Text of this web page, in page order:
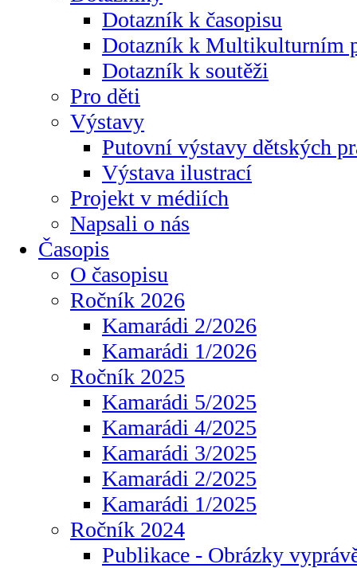
Dotazník k časopisu
Dotazník k Multikulturním
Dotazník k soutěži
Pro děti
Výstavy
Putovní výstavy dětských
Výstava ilustrací
Projekt v médiích
Napsali o nás
Časopis
O časopisu
Ročník 2026
Kamarádi 2/2026
Kamarádi 1/2026
Ročník 2025
Kamarádi 5/2025
Kamarádi 4/2025
Kamarádi 3/2025
Kamarádi 2/2025
Kamarádi 1/2025
Ročník 2024
Publikace - Obrázky